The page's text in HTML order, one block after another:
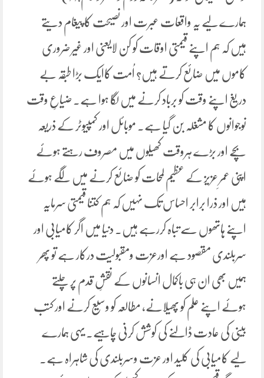
ہمارے لیے یہ واقعات عبرت اور نصیحت کا پیغام دیتے
ہیں کہ ہم اپنے قیمتی اوقات کو کن لایعنی اور غیر ضروری
کاموں میں ضائع کرتے ہیں؟ اُمت کاایک بڑا طبقہ بے
دریغ اپنے وقت کو برباد کرنے میں لگا ہوا ہے. ضیاعِ وقت
نوجوانوں کا مشغلہ بن گیا ہے. موبائل اور کمپیوٹر کے ذریعہ
بچے اور بڑے ہروقت کھیلوں میں مصروف رہتے ہوئے
اپنی عمرِ عزیز کے عظیم لمحات کو ضائع کرنے میں لگے ہوئے
ہیں اور ذرا برابر احساس تک نہیں کہ ہم کتنا قیمتی سرمایہ
اپنے ہاتھوں سے تباہ کررہے ہیں. دنیا میں اگر کامیابی اور
سربلندی مقصود ہے اورعزت ومقبولیت درکار ہے تو پھر
ہمیں بھی ان ہی باکمال انسانوں کے نقشِ قدم پر چلتے
ہوئے اپنے علم کو پھیلانے، مطالعہ کو وسیع کرنے اور کتب
بینی کی عادت ڈالنے کی کوشش کرنی چاہیے. یہی ہمارے
لیے کامیابی کی کلید اور عزت وسربلندی کی شاہراہ ہے۔